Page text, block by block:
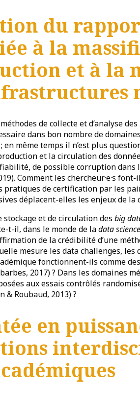
du
à la
et à la
de collecte et d’analyse des
dans bon nombre de
en même temps il n’est plus
et la circulation des
de possible corruption dans
Comment les chercheur·e·s font-
pratiques de certification par les
déplacent-elles les enjeux de
stockage et de circulation des big
t-il, dans le monde de ladata science
de la crédibilité d’une
mesure les data challenges,
fonctionnent-ils comme
2017) ? Dans les domaines
aux essais contrôlés
& Roubaud, 2013) ?
en